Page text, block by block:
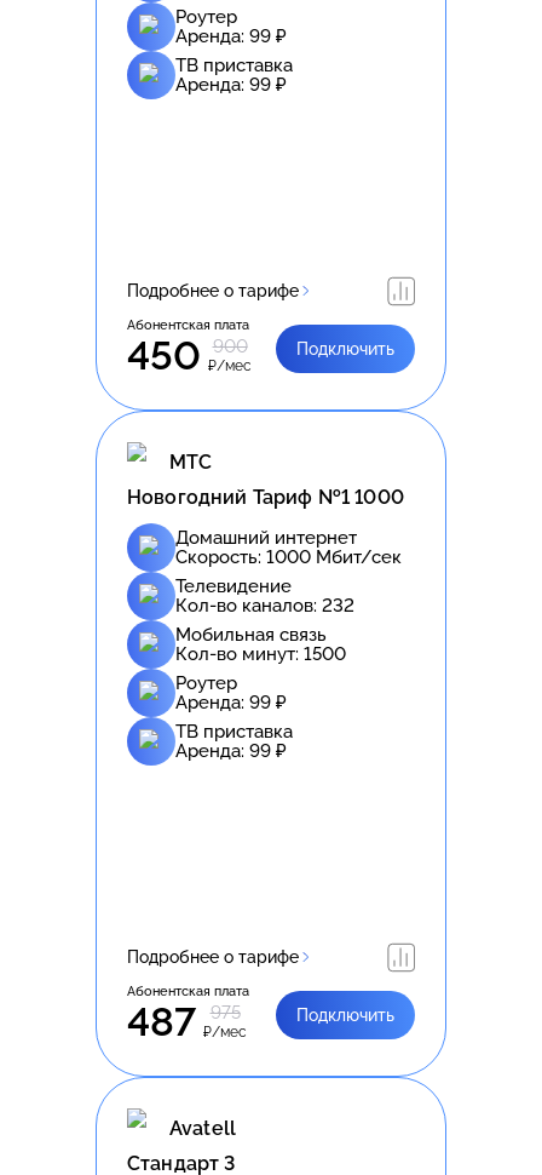
Роутер
Аренда: 99 ₽
ТВ приставка
Аренда: 99 ₽
Подробнее о тарифе
Абонентская плата
450 900
₽/мес
Подключить
МТС
Новогодний Тариф №1 1000
Домашний интернет
Скорость: 1000 Мбит/сек
Телевидение
Кол-во каналов: 232
Мобильная связь
Кол-во минут: 1500
Роутер
Аренда: 99 ₽
ТВ приставка
Аренда: 99 ₽
Подробнее о тарифе
Абонентская плата
487 975
₽/мес
Подключить
Avatell
Стандарт 3